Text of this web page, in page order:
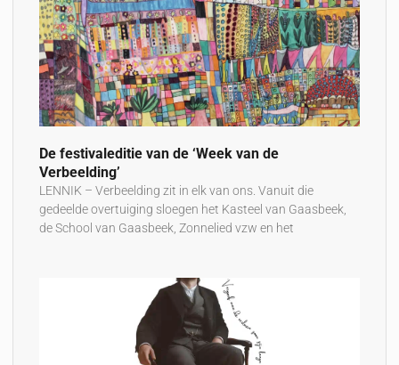
De festivaleditie van de ‘Week van de
Verbeelding’
LENNIK – Verbeelding zit in elk van ons. Vanuit die
gedeelde overtuiging sloegen het Kasteel van Gaasbeek,
de School van Gaasbeek, Zonnelied vzw en het